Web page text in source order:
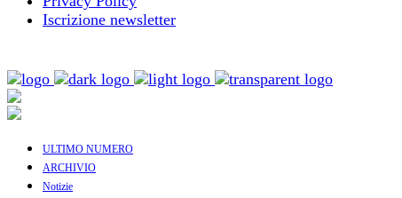
Iscrizione newsletter
ULTIMO NUMERO
ARCHIVIO
Notizie